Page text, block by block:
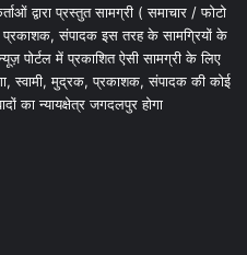
द्वारा प्रस्तुत सामग्री ( समाचार / फोटो
प्रकाशक, संपादक इस तरह के सामग्रियों के
पोर्टल में प्रकाशित ऐसी सामग्री के लिए
स्वामी, मुद्रक, प्रकाशक, संपादक की कोई
का न्यायक्षेत्र जगदलपुर होगा